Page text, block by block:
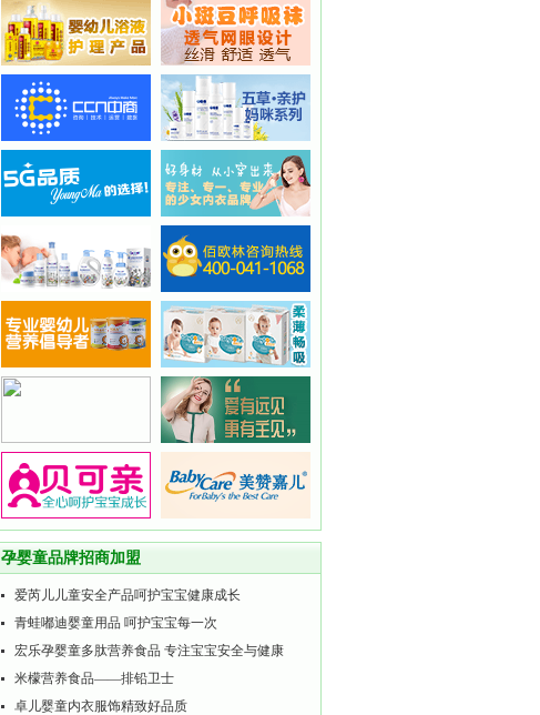
孕婴童品牌招商加盟
爱芮儿儿童安全产品呵护宝宝健康成长
青蛙嘟迪婴童用品 呵护宝宝每一次
宏乐孕婴童多肽营养食品 专注宝宝安全与健康
米檬营养食品——排铅卫士
卓儿婴童内衣服饰精致好品质